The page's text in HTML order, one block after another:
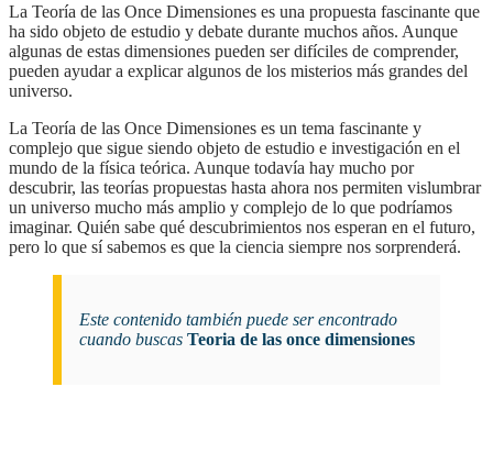
La Teoría de las Once Dimensiones es una propuesta fascinante que
ha sido objeto de estudio y debate durante muchos años. Aunque
algunas de estas dimensiones pueden ser difíciles de comprender,
pueden ayudar a explicar algunos de los misterios más grandes del
universo.
la Teoría de las Once Dimensiones es un tema fascinante y
complejo que sigue siendo objeto de estudio e investigación en el
mundo de la física teórica. Aunque todavía hay mucho por
descubrir, las teorías propuestas hasta ahora nos permiten vislumbrar
un universo mucho más amplio y complejo de lo que podríamos
imaginar. Quién sabe qué descubrimientos nos esperan en el futuro,
pero lo que sí sabemos es que la ciencia siempre nos sorprenderá.
Este contenido también puede ser encontrado
cuando buscas Teoria de las once dimensiones